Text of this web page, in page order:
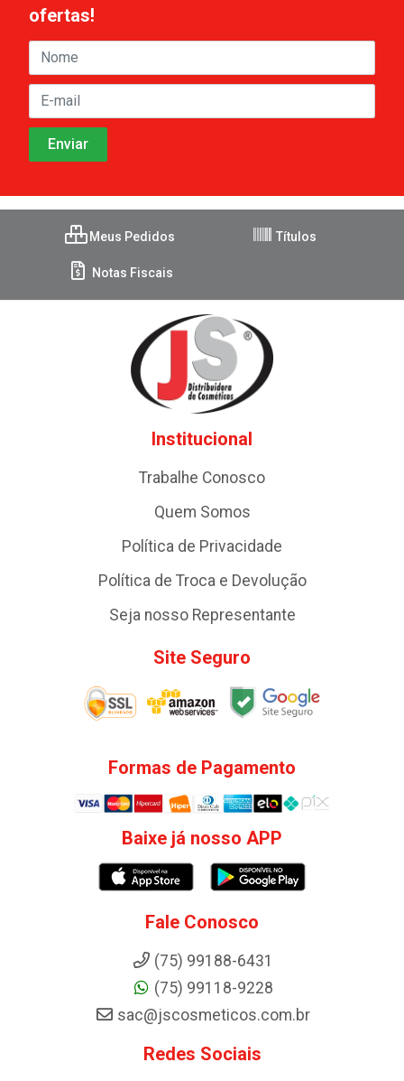
ofertas!
Meus Pedidos Títulos
Notas Fiscais
Institucional
Trabalhe Conosco
Quem Somos
Política de Privacidade
Política de Troca e Devolução
Seja nosso Representante
Site Seguro
Formas de Pagamento
Baixe já nosso APP
Fale Conosco
(75) 99188-6431
(75) 99118-9228
sac@jscosmeticos.com.br
Redes Sociais